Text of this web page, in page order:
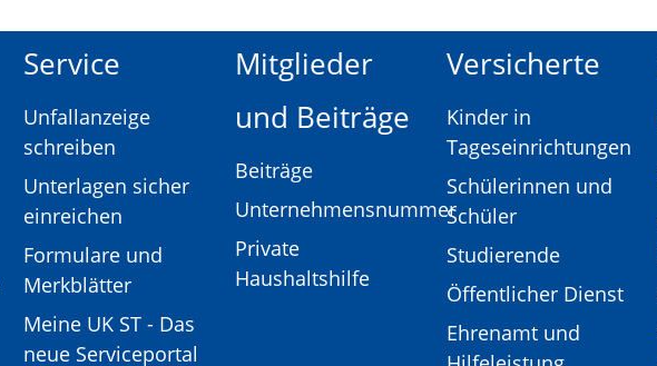
Service
Unfallanzeige
schreiben
Unterlagen sicher
einreichen
Formulare und
Merkblätter
Meine UK ST - Das
neue Serviceportal
Mitglieder
und Beiträge
Beiträge
Unternehmensnummer
Private
Haushaltshilfe
Versicherte
Kinder in
Tageseinrichtungen
Schülerinnen und
Schüler
Studierende
Öffentlicher Dienst
Ehrenamt und